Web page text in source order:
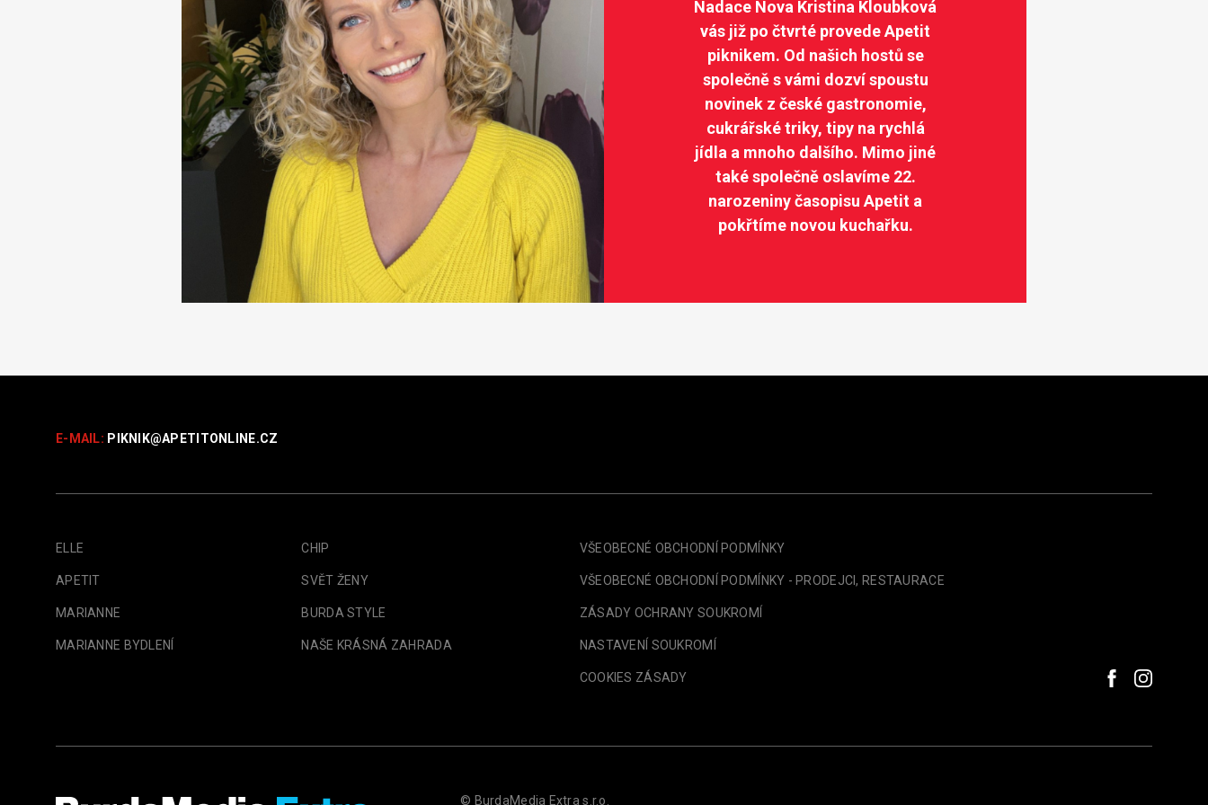
Nadace Nova Kristina Kloubková
vás již po čtvrté provede Apetit
piknikem. Od našich hostů se
společně s vámi dozví spoustu
novinek z české gastronomie,
cukrářské triky, tipy na rychlá
jídla a mnoho dalšího. Mimo jiné
také společně oslavíme 22.
narozeniny časopisu Apetit a
pokřtíme novou kuchařku.
E-MAIL: PIKNIK@APETITONLINE.CZ
ELLE
APETIT
MARIANNE
MARIANNE BYDLENÍ
CHIP
SVĚT ŽENY
BURDA STYLE
NAŠE KRÁSNÁ ZAHRADA
VŠEOBECNÉ OBCHODNÍ PODMÍNKY
VŠEOBECNÉ OBCHODNÍ PODMÍNKY - PRODEJCI, RESTAURACE
ZÁSADY OCHRANY SOUKROMÍ
NASTAVENÍ SOUKROMÍ
COOKIES ZÁSADY
© BurdaMedia Extra s.r.o.